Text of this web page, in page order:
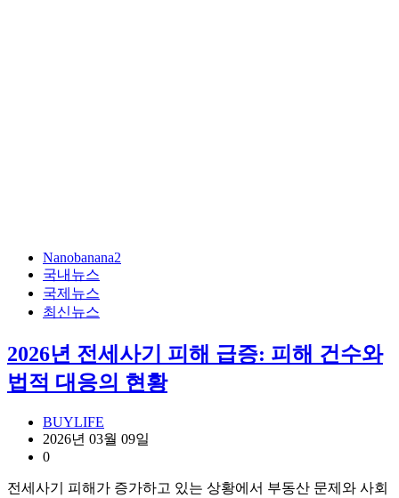
Nanobanana2
국내뉴스
국제뉴스
최신뉴스
2026년 전세사기 피해 급증: 피해 건수와
법적 대응의 현황
BUYLIFE
2026년 03월 09일
0
전세사기 피해가 증가하고 있는 상황에서 부동산 문제와 사회